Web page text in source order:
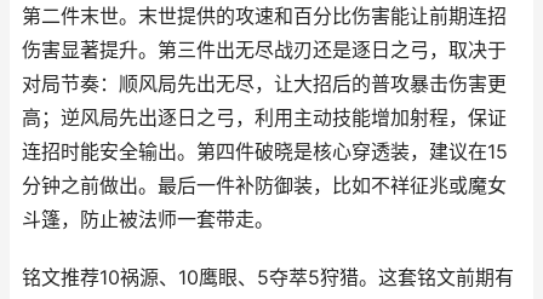
第二件末世。末世提供的攻速和百分比伤害能让前期连招
伤害显著提升。第三件出无尽战刃还是逐日之弓，取决于
对局节奏：顺风局先出无尽，让大招后的普攻暴击伤害更
高；逆风局先出逐日之弓，利用主动技能增加射程，保证
连招时能安全输出。第四件破晓是核心穿透装，建议在15
分钟之前做出。最后一件补防御装，比如不祥征兆或魔女
斗篷，防止被法师一套带走。
铭文推荐10祸源、10鹰眼、5夺萃5狩猎。这套铭文前期有